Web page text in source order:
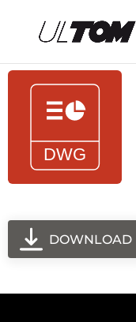
DOWNLOAD